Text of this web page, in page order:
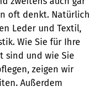
oft denkt. Natürlich
Leder und Textil,
Wie Sie für Ihre
sind und wie Sie
zeigen wir
Außerdem